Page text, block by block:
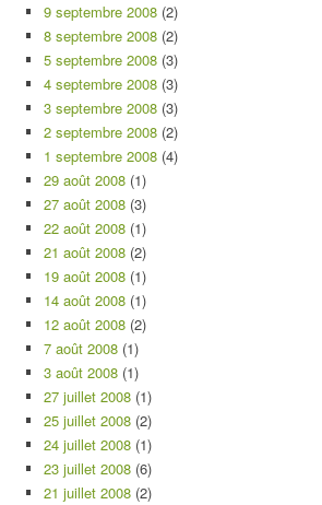
9 septembre 2008 (2)
8 septembre 2008 (2)
5 septembre 2008 (3)
4 septembre 2008 (3)
3 septembre 2008 (3)
2 septembre 2008 (2)
1 septembre 2008 (4)
29 août 2008 (1)
27 août 2008 (3)
22 août 2008 (1)
21 août 2008 (2)
19 août 2008 (1)
14 août 2008 (1)
12 août 2008 (2)
7 août 2008 (1)
3 août 2008 (1)
27 juillet 2008 (1)
25 juillet 2008 (2)
24 juillet 2008 (1)
23 juillet 2008 (6)
21 juillet 2008 (2)